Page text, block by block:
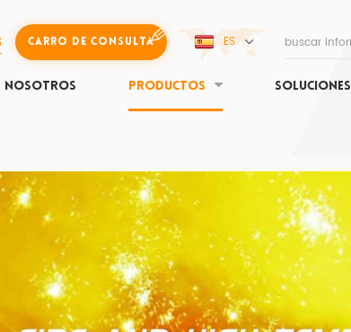
ES
Carro De Consulta
NOSOTROS PRODUCTOS SOLUCIONES